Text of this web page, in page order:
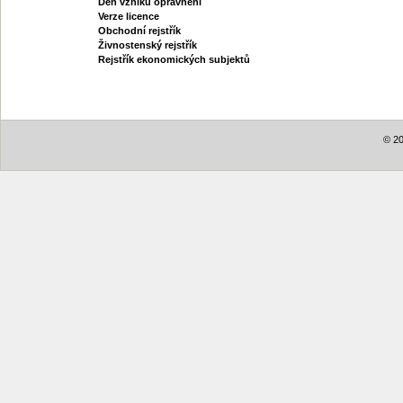
Verze licence
Obchodní rejstřík
Živnostenský rejstřík
Rejstřík ekonomických subjektů
©